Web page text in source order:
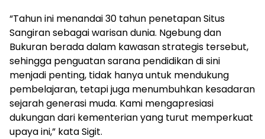
“Tahun ini menandai 30 tahun penetapan Situs
Sangiran sebagai warisan dunia. Ngebung dan
Bukuran berada dalam kawasan strategis tersebut,
sehingga penguatan sarana pendidikan di sini
menjadi penting, tidak hanya untuk mendukung
pembelajaran, tetapi juga menumbuhkan kesadaran
sejarah generasi muda. Kami mengapresiasi
dukungan dari kementerian yang turut memperkuat
upaya ini,” kata Sigit.